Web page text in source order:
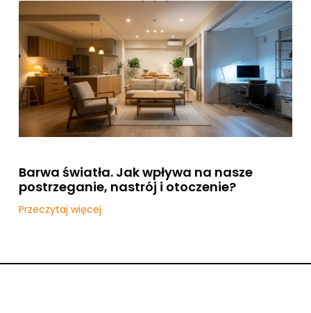
Barwa światła. Jak wpływa na nasze
postrzeganie, nastrój i otoczenie?
Przeczytaj więcej